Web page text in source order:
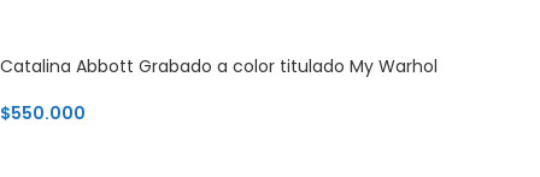
Catalina Abbott Grabado a color titulado My Warhol
$550.000